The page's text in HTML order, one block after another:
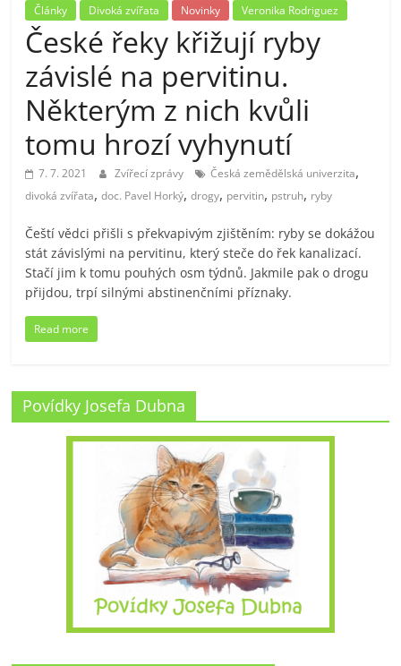
Články Divoká zvířata Novinky Veronika Rodriguez
České řeky křižují ryby
závislé na pervitinu.
Některým z nich kvůli
tomu hrozí vyhynutí
7. 7. 2021 Zvířecí zprávy Česká zemědělská univerzita,
divoká zvířata,doc. Pavel Horký,drogy, pervitin, pstruh, ryby
Čeští vědci přišli s překvapivým zjištěním: ryby se dokážou
stát závislými na pervitinu, který steče do řek kanalizací.
Stačí jim k tomu pouhých osm týdnů. Jakmile pak o drogu
přijdou, trpí silnými abstinenčními příznaky.
Read more
Povídky Josefa Dubna